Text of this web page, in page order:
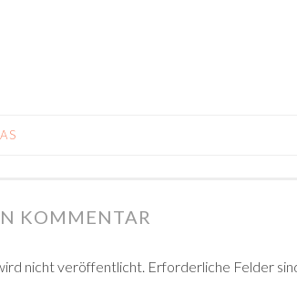
KOMMENTAR
nicht veröffentlicht. Erforderliche Felder